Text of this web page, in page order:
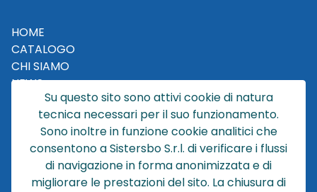
HOME
CATALOGO
CHI SIAMO
NEWS
CONTATTACI
CONDIZIONI DI VENDITA
POLICY PRIVACY
NOTE LEGALI
Su questo sito sono attivi cookie di natura
tecnica necessari per il suo funzionamento.
Sono inoltre in funzione cookie analitici che
consentono a Sistersbo S.r.l. di verificare i flussi
di navigazione in forma anonimizzata e di
migliorare le prestazioni del sito. La chiusura di